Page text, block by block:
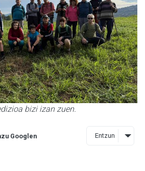
bizi izan zuen.
Googlen Entzun